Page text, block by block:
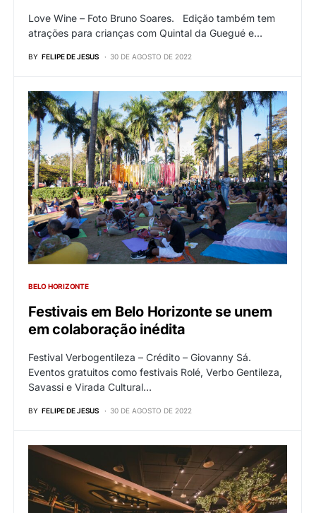
Love Wine – Foto Bruno Soares. Edição também tem
atrações para crianças com Quintal da Guegué e…
BY FELIPE DE JESUS 30 DE AGOSTO DE 2022
BELO HORIZONTE
Festivais em Belo Horizonte se unem
em colaboração inédita
Festival Verbogentileza – Crédito – Giovanny Sá.
Eventos gratuitos como festivais Rolé, Verbo Gentileza,
Savassi e Virada Cultural…
BY FELIPE DE JESUS 30 DE AGOSTO DE 2022